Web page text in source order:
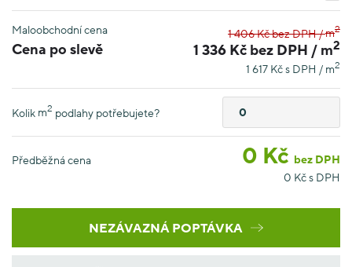
Maloobchodní cena
Cena po slevě
1 406 Kč bez DPH /m2
1 336 Kč bez DPH / m2
1 617 Kč s DPH / m2
Kolik m2 podlahy potřebujete?
Předběžná cena 0 Kč bez DPH
0 Kč s DPH
NEZÁVAZNÁ POPTÁVKA